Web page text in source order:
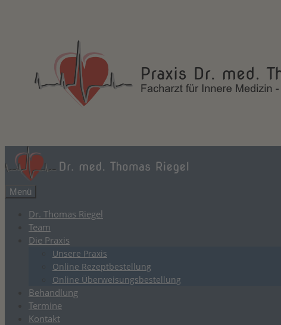
Menü
Dr. Thomas Riegel
Team
Die Praxis
Unsere Praxis
Online Rezeptbestellung
Online Überweisungsbestellung
Behandlung
Termine
Kontakt